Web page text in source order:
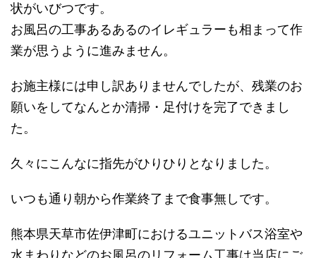
状がいびつです。
お風呂の工事あるあるのイレギュラーも相まって作
業が思うように進みません。
お施主様には申し訳ありませんでしたが、残業のお
願いをしてなんとか清掃・足付けを完了できまし
た。
久々にこんなに指先がひりひりとなりました。
いつも通り朝から作業終了まで食事無しです。
熊本県天草市佐伊津町におけるユニットバス浴室や
水まわりなどのお風呂のリフォーム工事は当店にご